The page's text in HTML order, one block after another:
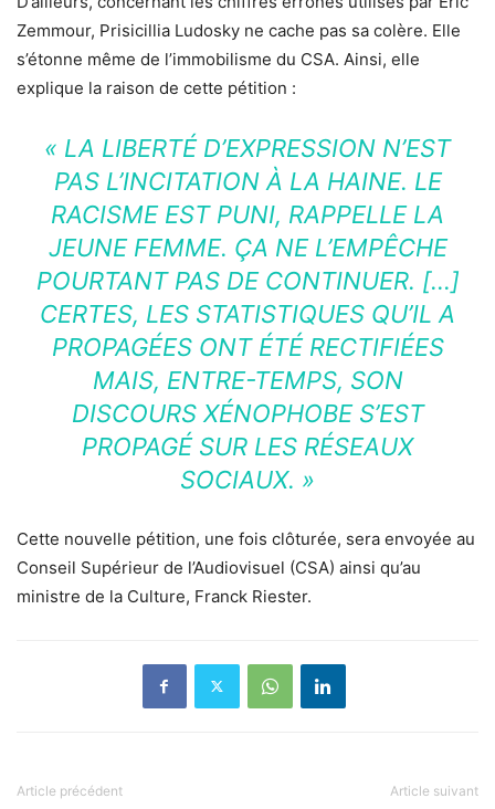
Zemmour, Prisicillia Ludosky ne cache pas sa colère. Elle
s’étonne même de l’immobilisme du CSA. Ainsi, elle
explique la raison de cette pétition :
« LA LIBERTÉ D’EXPRESSION N’EST
PAS L’INCITATION À LA HAINE. LE
RACISME EST PUNI, RAPPELLE LA
JEUNE FEMME. ÇA NE L’EMPÊCHE
POURTANT PAS DE CONTINUER. […]
CERTES, LES STATISTIQUES QU’IL A
PROPAGÉES ONT ÉTÉ RECTIFIÉES
MAIS, ENTRE-TEMPS, SON
DISCOURS XÉNOPHOBE S’EST
PROPAGÉ SUR LES RÉSEAUX
SOCIAUX. »
Cette nouvelle pétition, une fois clôturée, sera envoyée au
Conseil Supérieur de l’Audiovisuel (CSA) ainsi qu’au
ministre de la Culture, Franck Riester.
Article précédent Article suivant